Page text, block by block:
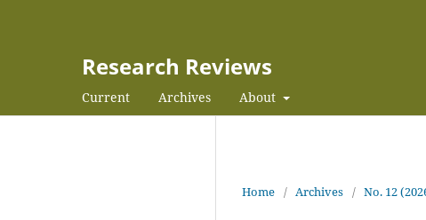
Research Reviews
Current Archives About
Home / Archives / No. 12